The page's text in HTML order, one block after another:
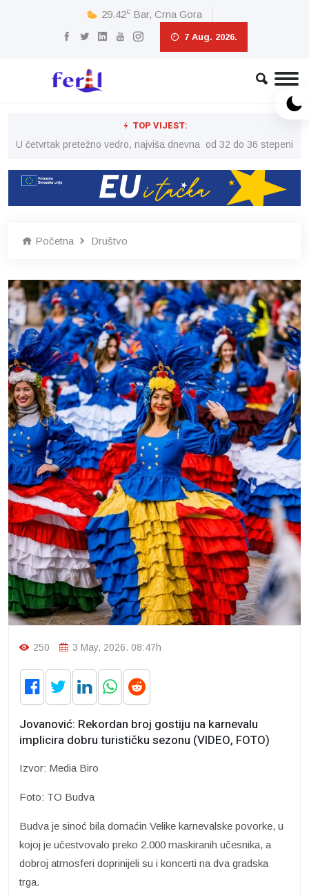
29.42c Bar, Crna Gora
7 Aug. 2026.
TOP VIJEST:
U četvrtak pretežno vedro, najviša dnevna od 32 do 36 stepeni
Početna Društvo
250 3 May, 2026. 08:47h
Jovanović: Rekordan broj gostiju na karnevalu
implicira dobru turističku sezonu (VIDEO, FOTO)
Izvor: Media Biro
Foto: TO Budva
Budva je sinoć bila domaćin Velike karnevalske povorke, u
kojoj je učestvovalo preko 2.000 maskiranih učesnika, a
dobroj atmosferi doprinijeli su i koncerti na dva gradska
trga.